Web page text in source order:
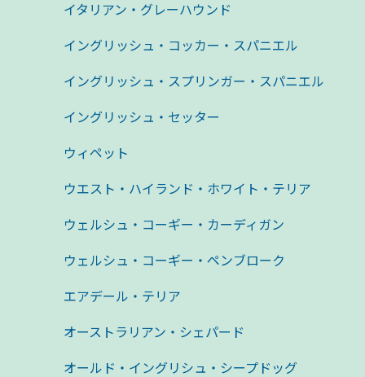
イタリアン・グレーハウンド
イングリッシュ・コッカー・スパニエル
イングリッシュ・スプリンガー・スパニエル
イングリッシュ・セッター
ウィペット
ウエスト・ハイランド・ホワイト・テリア
ウェルシュ・コーギー・カーディガン
ウェルシュ・コーギー・ペンブローク
エアデール・テリア
オーストラリアン・シェパード
オールド・イングリシュ・シープドッグ